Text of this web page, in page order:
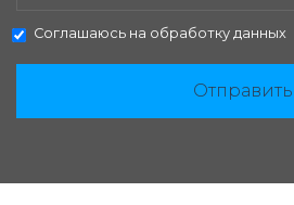
Соглашаюсь на обработку данных
Отправить